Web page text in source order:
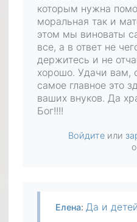
которым нужна
моральная так и
этом мы виноваты
все, а в ответ не
держитесь и не
хорошо. Удачи вам,
самое главное это
ваших внуков. Да
Бог!!!!
Войдите или
Елена: Да и детей как выпишешь,вроде как свои. А просто они не понимают и